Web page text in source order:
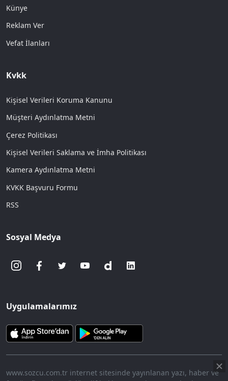
Künye
Reklam Ver
Vefat İlanları
Kvkk
Kişisel Verileri Koruma Kanunu
Müşteri Aydınlatma Metni
Çerez Politikası
Kişisel Verileri Saklama ve İmha Politikası
Kamera Aydınlatma Metni
KVKK Başvuru Formu
RSS
Sosyal Medya
Uygulamalarımız
www.sozcu.com.tr internet sitesinde yayınlanan yazı, haber ve